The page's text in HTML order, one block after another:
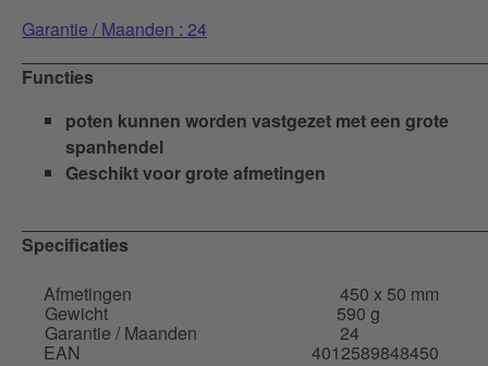
Garantie / Maanden : 24
Functies
poten kunnen worden vastgezet met een grote
spanhendel
Geschikt voor grote afmetingen
Specificaties
Afmetingen
450 x 50 mm
Gewicht 590 g
Garantie / Maanden 24
EAN 4012589848450